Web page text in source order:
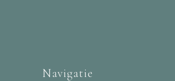
Navigatie